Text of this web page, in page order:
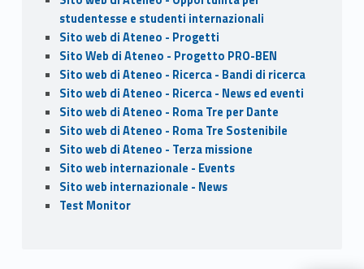
studentesse e studenti internazionali
Sito web di Ateneo - Progetti
Sito Web di Ateneo - Progetto PRO-BEN
Sito web di Ateneo - Ricerca - Bandi di ricerca
Sito web di Ateneo - Ricerca - News ed eventi
Sito web di Ateneo - Roma Tre per Dante
Sito web di Ateneo - Roma Tre Sostenibile
Sito web di Ateneo - Terza missione
Sito web internazionale - Events
Sito web internazionale - News
Test Monitor